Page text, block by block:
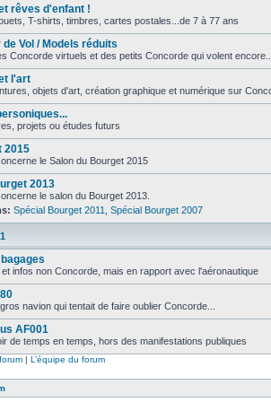
rêves d'enfant !
T-shirts, timbres, cartes postales...de 7 à 77 ans
Vol / Models réduits
Concorde virtuels et des petits Concorde qui volent encore...
l'art
objets d'art, création graphique et numérique sur
projets ou études futurs
2015
le Salon du Bourget 2015
2013
le salon du Bourget 2013.
Spécial Bourget 2011 Spécial Bourget 2007
infos non Concorde, mais en rapport avec l'aéronautique
navion qui tentait de faire oublier Concorde...
AF001
de temps en temps, hors des manifestations publiques
| L’équipe du forum